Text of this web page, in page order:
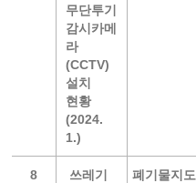
무단투기
감시카메
라
(CCTV)
설치
현황
(2024.
1.)
8
쓰레기
폐기물지도